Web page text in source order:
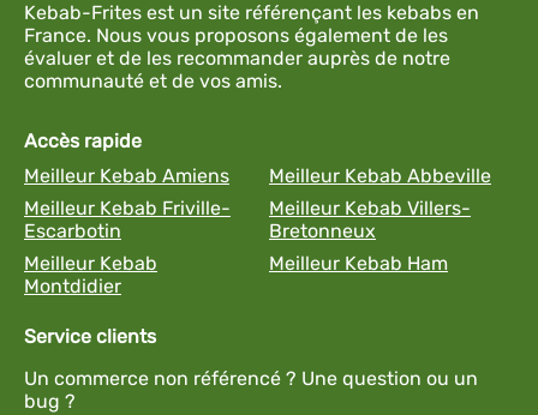
Kebab-Frites est un site référençant les kebabs en
France. Nous vous proposons également de les
évaluer et de les recommander auprès de notre
communauté et de vos amis.
Accès rapide
Meilleur Kebab Amiens
Meilleur Kebab Abbeville
Meilleur Kebab Friville-
Escarbotin
Meilleur Kebab Villers-
Bretonneux
Meilleur Kebab
Montdidier
Meilleur Kebab Ham
Service clients
Un commerce non référencé ? Une question ou un
bug ?